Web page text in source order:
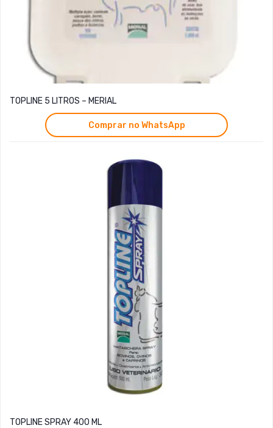
TOPLINE 5 LITROS – MERIAL
Comprar no WhatsApp
TOPLINE SPRAY 400 ML